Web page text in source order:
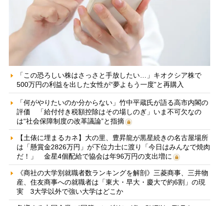
「この恐ろしい株はさっさと手放したい…」キオクシア株で
500万円の利益を出した女性が“夢よもう一度”と再購入
「何がやりたいのか分からない」竹中平蔵氏が語る高市内閣の
評価 「給付付き税額控除はその場しのぎ」いま不可欠なの
は“社会保障制度の改革議論”と指摘
【土俵に埋まるカネ】大の里、豊昇龍が黒星続きの名古屋場所
は「懸賞金2826万円」が下位力士に渡り「今日はみんなで焼肉
だ！」 金星4個配給で協会は年96万円の支出増に
《商社の大学別就職者数ランキングを解剖》三菱商事、三井物
産、住友商事への就職者は「東大・早大・慶大で約6割」の現
実 3大学以外で強い大学はどこか